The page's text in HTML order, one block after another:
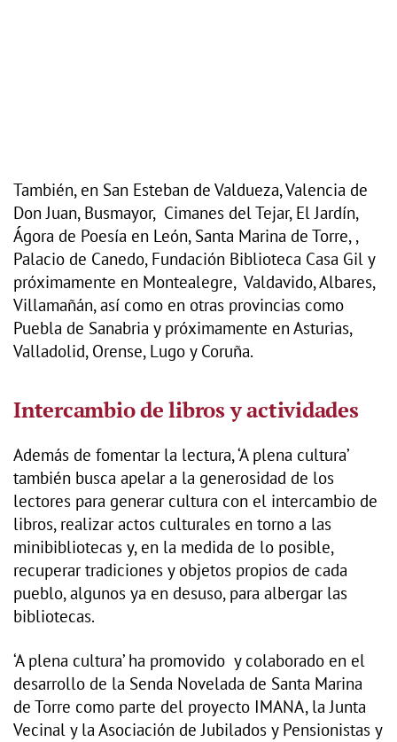
También, en San Esteban de Valdueza, Valencia de
Don Juan, Busmayor, Cimanes del Tejar, El Jardín,
Ágora de Poesía en León, Santa Marina de Torre, ,
Palacio de Canedo, Fundación Biblioteca Casa Gil y
próximamente en Montealegre, Valdavido, Albares,
Villamañán, así como en otras provincias como
Puebla de Sanabria y próximamente en Asturias,
Valladolid, Orense, Lugo y Coruña.
Intercambio de libros y actividades
Además de fomentar la lectura, ‘A plena cultura’
también busca apelar a la generosidad de los
lectores para generar cultura con el intercambio de
libros, realizar actos culturales en torno a las
minibibliotecas y, en la medida de lo posible,
recuperar tradiciones y objetos propios de cada
pueblo, algunos ya en desuso, para albergar las
bibliotecas.
‘A plena cultura’ ha promovido y colaborado en el
desarrollo de la Senda Novelada de Santa Marina
de Torre como parte del proyecto IMANA, la Junta
Vecinal y la Asociación de Jubilados y Pensionistas y